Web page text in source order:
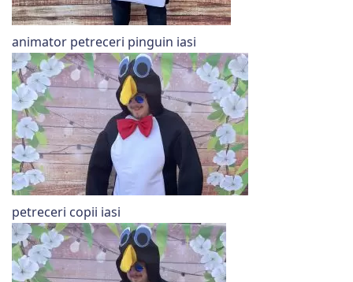
animator petreceri pinguin iasi
petreceri copii iasi